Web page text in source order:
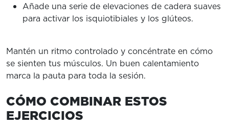
Añade una serie de elevaciones de cadera suaves
para activar los isquiotibiales y los glúteos.
Mantén un ritmo controlado y concéntrate en cómo
se sienten tus músculos. Un buen calentamiento
marca la pauta para toda la sesión.
CÓMO COMBINAR ESTOS
EJERCICIOS